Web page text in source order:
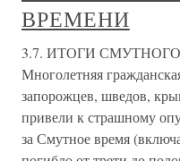
ВРЕМЕНИ
3.7. ИТОГИ СМУТНОГО
Многолетняя
запорожцев, шведов,
привели к страшному
за Смутное время